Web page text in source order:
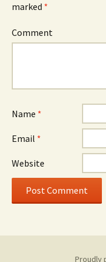
marked *
Comment
Name *
Email *
Website
Proudly